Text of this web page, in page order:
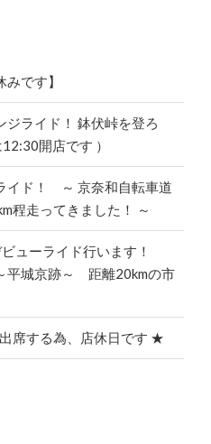
です】
ライド！ 鉢伏峠を登ろ
開店です ）
イド！ ～ 京奈和自転車道
程走ってきました！ ～
ューライド行います！
平城京跡～ 距離20kmの市
席する為、店休日です ★